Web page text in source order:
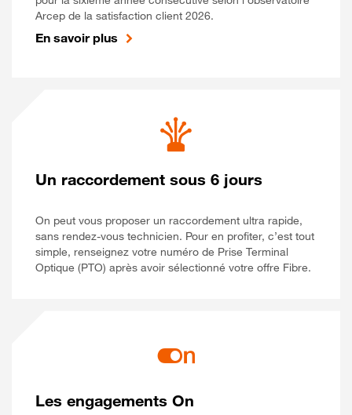
Arcep de la satisfaction client 2026.
En savoir plus
Un raccordement sous 6 jours
On peut vous proposer un raccordement ultra rapide,
sans rendez-vous technicien. Pour en profiter, c’est tout
simple, renseignez votre numéro de Prise Terminal
Optique (PTO) après avoir sélectionné votre offre Fibre.
Les engagements On